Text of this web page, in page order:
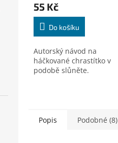
55 Kč
Do košíku
Autorský návod na
háčkované chrastítko v
podobě slůněte.
Popis Podobné (8)